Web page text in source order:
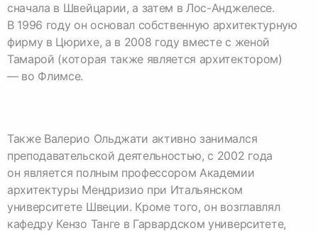
сначала в Швейцарии, а затем в Лос-Анджелесе.
В 1996 году он основал собственную архитектурную
фирму в Цюрихе, а в 2008 году вместе с женой
Тамарой (которая также является архитектором)
Также Валерио Ольджати активно занимался
преподавательской деятельностью, с 2002 года
он является полным профессором Академии
архитектуры Мендризио при Итальянском
университете Швеции. Кроме того, он возглавлял
кафедру Кензо Танге в Гарвардском университете,